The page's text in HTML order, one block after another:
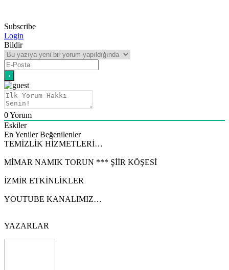
Subscribe
Login
Bildir
0Yorum
Eskiler
En Yeniler Beğenilenler
TEMİZLİK HİZMETLERİ…
MİMAR NAMIK TORUN *** ŞİİR KÖŞESİ
İZMİR ETKİNLİKLER
YOUTUBE KANALIMIZ…
YAZARLAR